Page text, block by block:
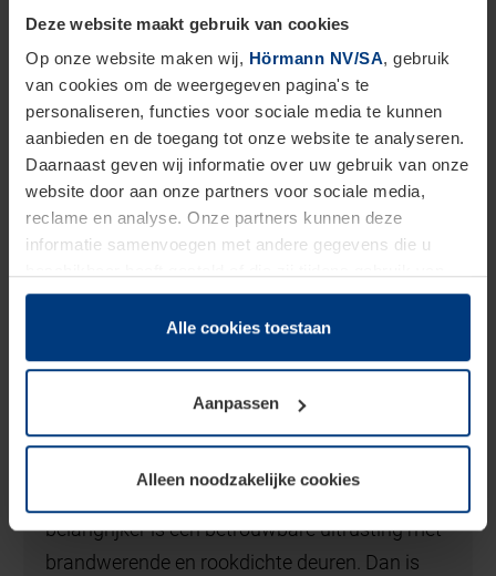
Deze website maakt gebruik van cookies
Op onze website maken wij, Hörmann NV/SA, gebruik
van cookies om de weergegeven pagina's te
personaliseren, functies voor sociale media te kunnen
aanbieden en de toegang tot onze website te analyseren.
Daarnaast geven wij informatie over uw gebruik van onze
website door aan onze partners voor sociale media,
reclame en analyse. Onze partners kunnen deze
informatie samenvoegen met andere gegevens die u
hun diensten hebben verzameld.
Juridisch hebben wij het recht om cookies op uw
van deze pagina's absoluut vereist is. Voor alle andere
soorten cookies is uw toestemming benodigd. Uw
toestemming kunt u op elk moment bij de uitleg van de
wijzigen of herroepen.
Alle cookies toestaan
Aanpassen
Alleen noodzakelijke cookies
Brandwerende en rookdichte deuren
levensbedreigende gevolgen hebben. Des te
belangrijker is een betrouwbare uitrusting met
brandwerende en rookdichte deuren. Dan is